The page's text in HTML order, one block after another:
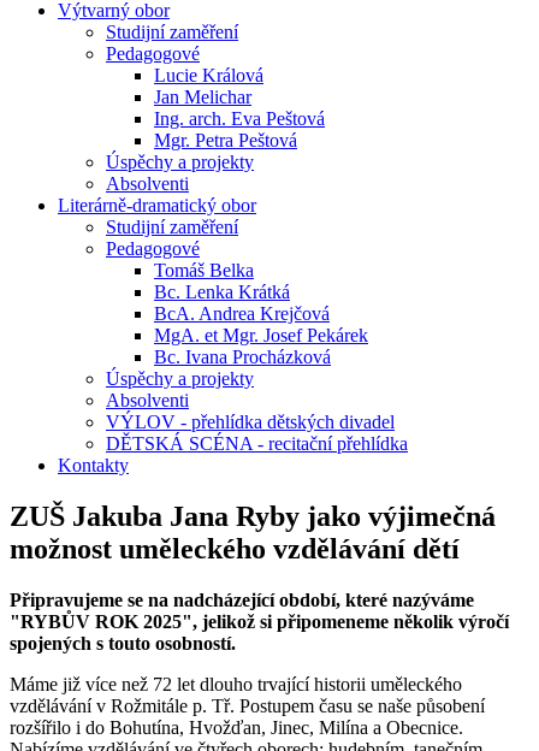
Výtvarný obor
Studijní zaměření
Pedagogové
Lucie Králová
Jan Melichar
Ing. arch. Eva Peštová
Mgr. Petra Peštová
Úspěchy a projekty
Absolventi
Literárně-dramatický obor
Studijní zaměření
Pedagogové
Tomáš Belka
Bc. Lenka Krátká
BcA. Andrea Krejčová
MgA. et Mgr. Josef Pekárek
Bc. Ivana Procházková
Úspěchy a projekty
Absolventi
VÝLOV - přehlídka dětských divadel
DĚTSKÁ SCÉNA - recitační přehlídka
Kontakty
ZUŠ Jakuba Jana Ryby jako výjimečná
možnost uměleckého vzdělávání dětí
Připravujeme se na nadcházející období, které nazýváme
"RYBŮV ROK 2025", jelikož si připomeneme několik výročí
spojených s touto osobností.
Máme již více než 72 let dlouho trvající historii uměleckého
vzdělávání v Rožmitále p. Tř. Postupem času se naše působení
rozšířilo i do Bohutína, Hvožďan, Jinec, Milína a Obecnice.